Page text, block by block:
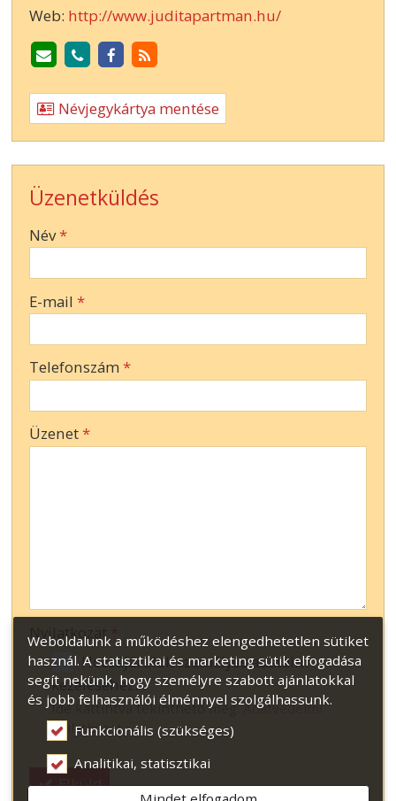
Web: http://www.juditapartman.hu/
Névjegykártya mentése
Üzenetküldés
-
Név*
E-mail *
Telefonszám *
Üzenet*
Nyilatkozat
Hozzájárulok személyes adataim
kezeléséhez.
Ide kattintva tekinthető meg:Adatvédelmi
nyilatkozat.
Elküld
Weboldalunk a működéshez elengedhetetlen sütiket
használ. A statisztikai és marketing sütik elfogadása
segít nekünk, hogy személyre szabott ajánlatokkal
és jobb felhasználói élménnyel szolgálhassunk.
Funkcionális (szükséges)
Analitikai, statisztikai